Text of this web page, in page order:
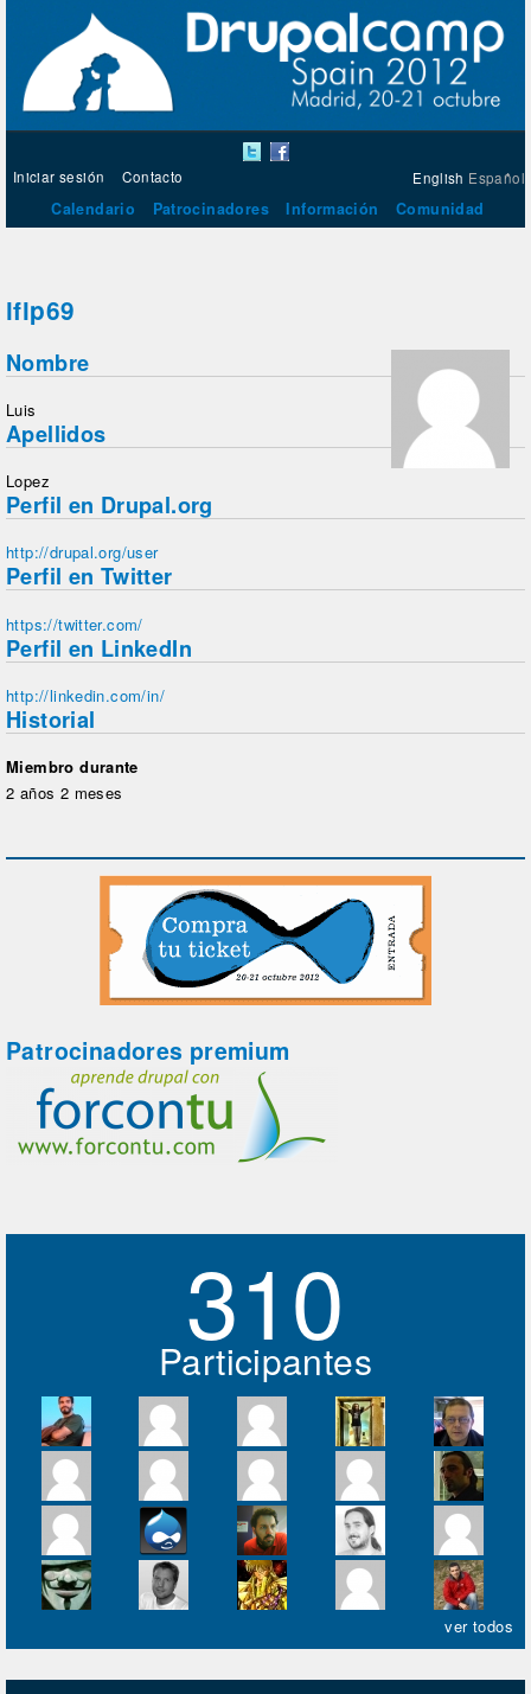
English Español
Iniciar sesión Contacto
Calendario Patrocinadores Información Comunidad
lflp69
Nombre
Luis
Apellidos
Lopez
Perfil en Drupal.org
http://drupal.org/user
Perfil en Twitter
https://twitter.com/
Perfil en LinkedIn
http://linkedin.com/in/
Historial
Miembro durante
2 años 2 meses
Patrocinadores premium
310
Participantes
ver todos